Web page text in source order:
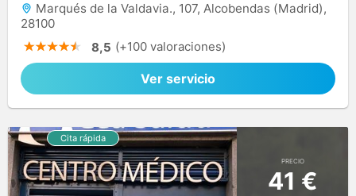
Marqués de la Valdavia., 107, Alcobendas (Madrid),
28100
8,5 (+100 valoraciones)
Ver servicio
PRECIO
41 €